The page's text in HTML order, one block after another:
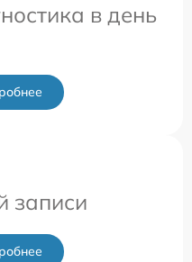
в день
записи